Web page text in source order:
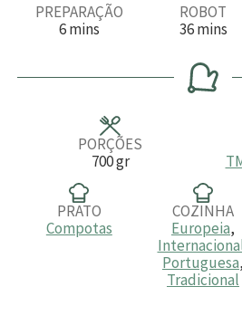
PREPARAÇÃO
6m
u
mins
ROBOT
36m
n
u
t
mins
PORÇÕES
700gr
PRATO
Compotas
COZINHA
Europeia,
Portuguesa,
Tradicional